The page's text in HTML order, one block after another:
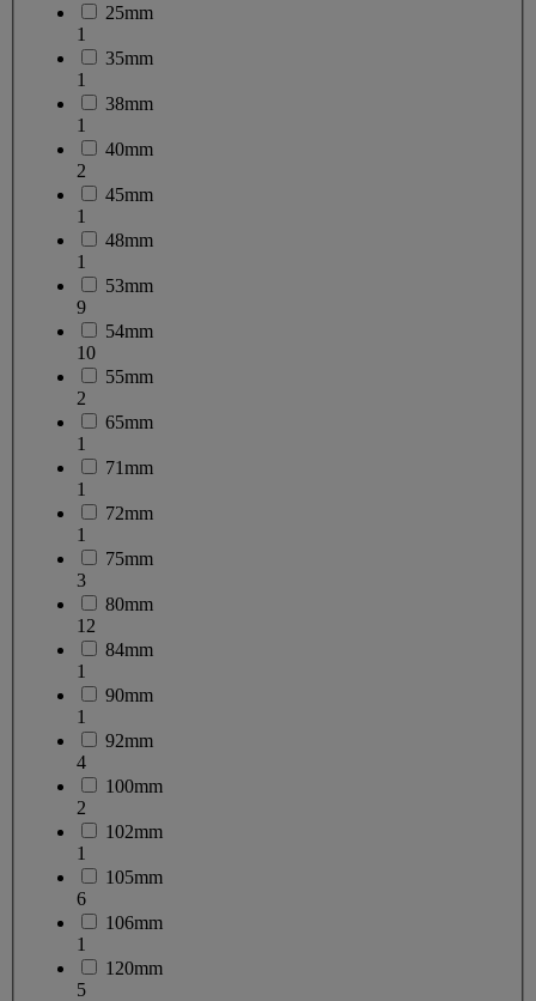
25mm
1
35mm
1
38mm
1
40mm
2
45mm
1
48mm
1
53mm
9
54mm
10
55mm
2
65mm
1
71mm
1
72mm
1
75mm
3
80mm
12
84mm
1
90mm
1
92mm
4
100mm
2
102mm
1
105mm
6
106mm
1
120mm
5